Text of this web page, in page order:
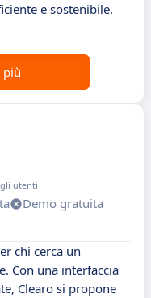
e sostenibile.
più
utenti
Demo gratuita
chi cerca un
Con una interfaccia
Clearo si propone